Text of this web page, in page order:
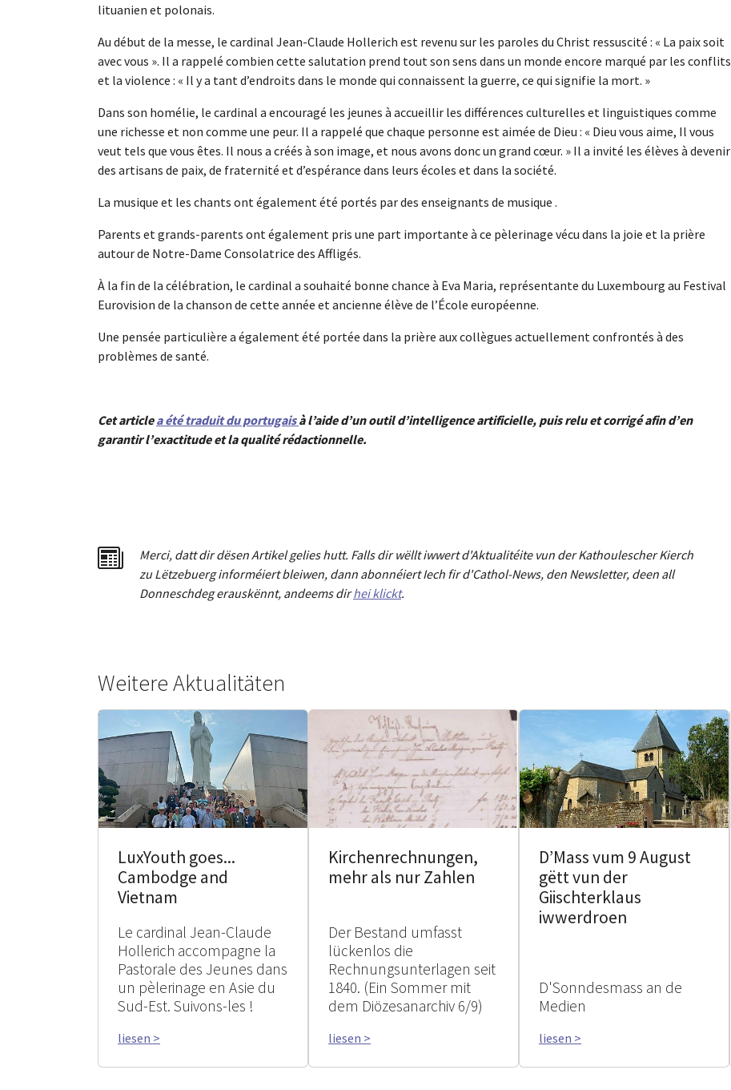
lituanien et polonais.
Au début de la messe, le cardinal Jean-Claude Hollerich est revenu sur les paroles du Christ ressuscité : « La paix soit
avec vous ». Il a rappelé combien cette salutation prend tout son sens dans un monde encore marqué par les conflits
et la violence : « Il y a tant d’endroits dans le monde qui connaissent la guerre, ce qui signifie la mort. »
Dans son homélie, le cardinal a encouragé les jeunes à accueillir les différences culturelles et linguistiques comme
une richesse et non comme une peur. Il a rappelé que chaque personne est aimée de Dieu : « Dieu vous aime, Il vous
veut tels que vous êtes. Il nous a créés à son image, et nous avons donc un grand cœur. » Il a invité les élèves à devenir
des artisans de paix, de fraternité et d’espérance dans leurs écoles et dans la société.
La musique et les chants ont également été portés par des enseignants de musique .
Parents et grands-parents ont également pris une part importante à ce pèlerinage vécu dans la joie et la prière
autour de Notre-Dame Consolatrice des Affligés.
À la fin de la célébration, le cardinal a souhaité bonne chance à Eva Maria, représentante du Luxembourg au Festival
Eurovision de la chanson de cette année et ancienne élève de l’École européenne.
Une pensée particulière a également été portée dans la prière aux collègues actuellement confrontés à des
problèmes de santé.
Cet articlea été traduit du portugaisà l’aide d’un outil d’intelligence artificielle, puis relu et corrigé afin d’en
garantir l’exactitude et la qualité rédactionnelle.
Merci, dattdir dësen Artikel gelies hutt. Falls dir wëllt iwwert d'Aktualitéite vun der Kathoulescher Kierch
zu Lëtzebuerg informéiert bleiwen, dann abonnéiert Iech fir d'Cathol-News, den Newsletter, deen all
Donneschdeg erauskënnt, andeems dirhei klickt.
Weitere Aktualitäten
LuxYouth goes...
Cambodge and
Vietnam
Le cardinal Jean-Claude
Hollerich accompagne la
Pastorale des Jeunes dans
un pèlerinage en Asie du
Sud-Est. Suivons-les !
liesen >
Kirchenrechnungen,
mehr als nur Zahlen
Der Bestand umfasst
lückenlos die
Rechnungsunterlagen seit
1840. (Ein Sommer mit
dem Diözesanarchiv 6/9)
liesen >
D’Mass vum 9 August
gëtt vun der
Giischterklaus
iwwerdroen
D'Sonndesmass an de
Medien
liesen >